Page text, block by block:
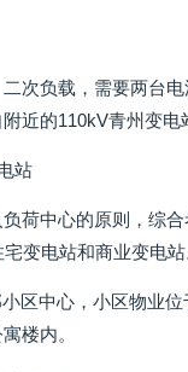
次负载，需要两台
近的110kV青州变
站
荷中心的原则，综
变电站和商业变电
区中心，小区物业
楼内。